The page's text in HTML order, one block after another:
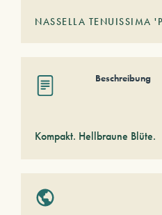
NASSELLA TENUISSIMA
Beschreibung
Kompakt. Hellbraune Blüte.